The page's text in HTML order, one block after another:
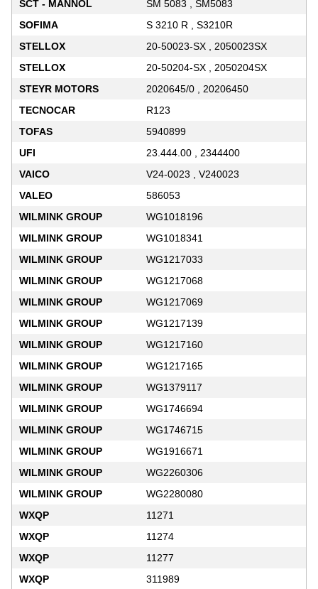
SCT - MANNOL
SM 5083 , SM5083
SOFIMA
S 3210 R , S3210R
STELLOX
20-50023-SX , 2050023SX
STELLOX
20-50204-SX , 2050204SX
STEYR MOTORS
2020645/0 , 20206450
TECNOCAR
R123
TOFAS
5940899
UFI
23.444.00 , 2344400
VAICO
V24-0023 , V240023
VALEO
586053
WILMINK GROUP
WG1018196
WILMINK GROUP
WG1018341
WILMINK GROUP
WG1217033
WILMINK GROUP
WG1217068
WILMINK GROUP
WG1217069
WILMINK GROUP
WG1217139
WILMINK GROUP
WG1217160
WILMINK GROUP
WG1217165
WILMINK GROUP
WG1379117
WILMINK GROUP
WG1746694
WILMINK GROUP
WG1746715
WILMINK GROUP
WG1916671
WILMINK GROUP
WG2260306
WILMINK GROUP
WG2280080
WXQP
11271
WXQP
11274
WXQP
11277
WXQP
311989